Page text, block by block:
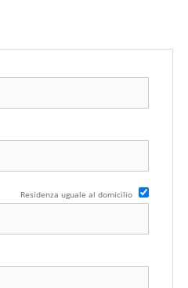
Residenza uguale al domicilio